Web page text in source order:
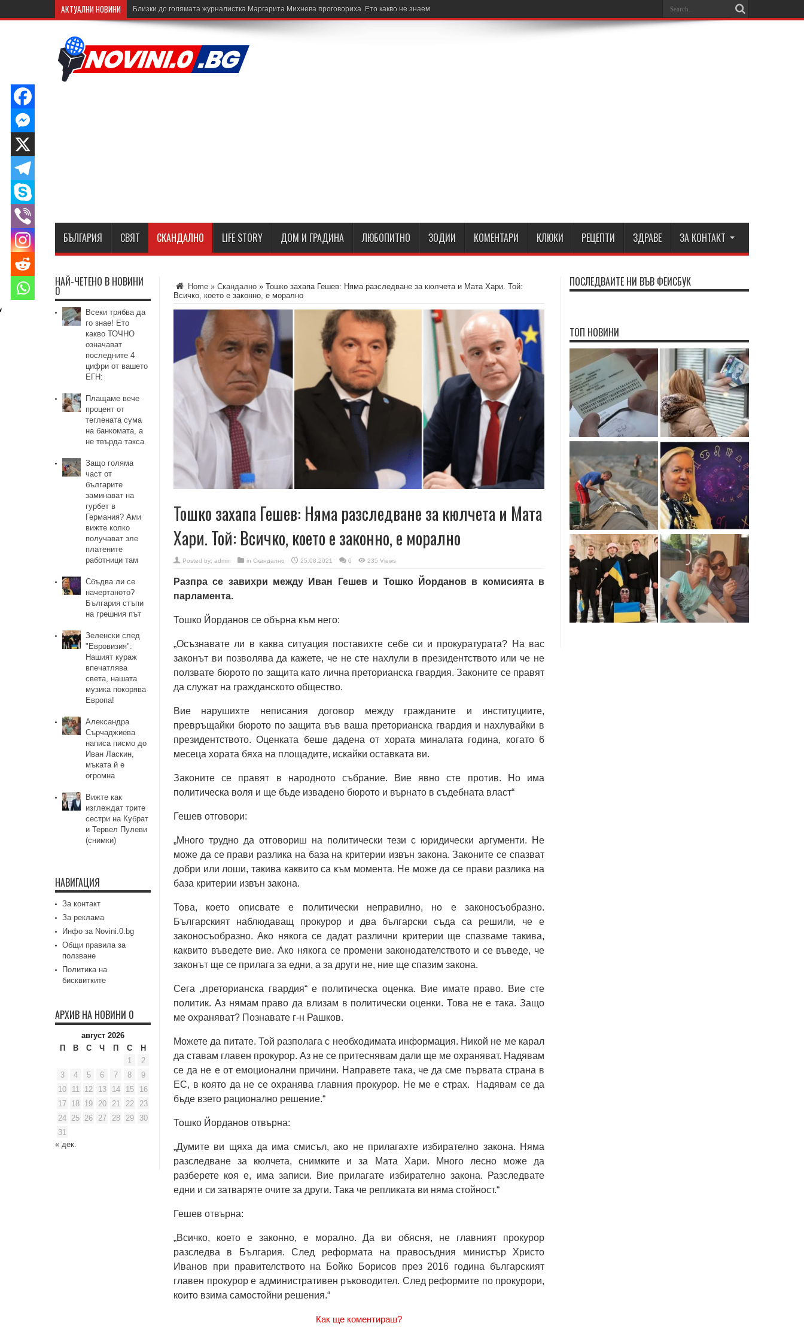
АКТУАЛНИ НОВИНИ Близки до голямата журналистка Маргарита Михнева проговориха. Ето какво не знаем
БЪЛГАРИЯ СВЯТ СКАНДАЛНО LIFE STORY ДОМ И ГРАДИНА ЛЮБОПИТНО ЗОДИИ КОМЕНТАРИ КЛЮКИ РЕЦЕПТИ ЗДРАВЕ ЗА КОНТАКТ
Home » Скандално » Тошко захапа Гешев: Няма разследване за кюлчета и Мата Хари. Той:
Всичко, което е законно, е морално
Тошко захапа Гешев: Няма разследване за кюлчета и Мата
Хари. Той: Всичко, което е законно, е морално
Posted by: admin in Скандално 25.08.2021 0 235 Views
Разпра се завихри между Иван Гешев и Тошко Йорданов в комисията в
парламента.
Тошко Йорданов се обърна към него:
„Осъзнавате ли в каква ситуация поставихте себе си и прокуратурата? На вас
законът ви позволява да кажете, че не сте нахлули в президентството или че не
ползвате бюрото по защита като лична преторианска гвардия. Законите се правят
да служат на гражданското общество.
Вие нарушихте неписания договор между гражданите и институциите,
превръщайки бюрото по защита във ваша преторианска гвардия и нахлувайки в
президентството. Оценката беше дадена от хората миналата година, когато 6
месеца хората бяха на площадите, искайки оставката ви.
Законите се правят в народното събрание. Вие явно сте против. Но има
политическа воля и ще бъде извадено бюрото и върнато в съдебната власт“
Гешев отговори:
„Много трудно да отговориш на политически тези с юридически аргументи. Не
може да се прави разлика на база на критерии извън закона. Законите се спазват
добри или лоши, такива каквито са към момента. Не може да се прави разлика на
база критерии извън закона.
Това, което описвате е политически неправилно, но е законосъобразно.
Българският наблюдаващ прокурор и два български съда са решили, че е
законосъобразно. Ако някога се дадат различни критерии ще спазваме такива,
каквито въведете вие. Ако някога се промени законодателството и се въведе, че
законът ще се прилага за едни, а за други не, ние ще спазим закона.
Сега „преторианска гвардия“ е политическа оценка. Вие имате право. Вие сте
политик. Аз нямам право да влизам в политически оценки. Това не е така. Защо
ме охраняват? Познавате г-н Рашков.
Можете да питате. Той разполага с необходимата информация. Никой не ме карал
да ставам главен прокурор. Аз не се притеснявам дали ще ме охраняват. Надявам
се да не е от емоционални причини. Направете така, че да сме първата страна в
ЕС, в която да не се охранява главния прокурор. Не ме е страх. Надявам се да
бъде взето рационално решение.“
Тошко Йорданов отвърна:
„Думите ви щяха да има смисъл, ако не прилагахте избирателно закона. Няма
разследване за кюлчета, снимките и за Мата Хари. Много лесно може да
разберете коя е, има записи. Вие прилагате избирателно закона. Разследвате
едни и си затваряте очите за други. Така че репликата ви няма стойност.“
Гешев отвърна:
„Всичко, което е законно, е морално. Да ви обясня, не главният прокурор
разследва в България. След реформата на правосъдния министър Христо
Иванов при правителството на Бойко Борисов през 2016 година българският
главен прокурор е административен ръководител. След реформите по прокурори,
които взима самостойни решения.“
Как ще коментираш?
НАЙ-ЧЕТЕНО В НОВИНИ
0
Всеки трябва да
го знае! Ето
какво ТОЧНО
означават
последните 4
цифри от вашето
ЕГН:
Плащаме вече
процент от
теглената сума
на банкомата, а
не твърда такса
Защо голяма
част от
българите
заминават на
гурбет в
Германия? Ами
вижте колко
получават зле
платените
работници там
Сбъдва ли се
начертаното?
България стъпи
на грешния път
Зеленски след
"Евровизия":
Нашият кураж
впечатлява
света, нашата
музика покорява
Европа!
Александра
Сърчаджиева
написа писмо до
Иван Ласкин,
мъката й е
огромна
Вижте как
изглеждат трите
сестри на Кубрат
и Тервел Пулеви
(снимки)
НАВИГАЦИЯ
За контакт
За реклама
Инфо за Novini.0.bg
Общи правила за
ползване
Политика на
бисквитките
АРХИВ НА НОВИНИ 0
август 2026
П
В С Ч П С
Н
1
2
3
4 5 6 7 8
9
10
11 12 13 14 15
16
17 18 19 20 21 22
23
24 25 26 27 28 29
30
31
« дек.
ПОСЛЕДВАЙТЕ НИ ВЪВ ФЕЙСБУК
ТОП НОВИНИ